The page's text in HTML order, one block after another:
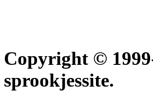
Copyright ©
sprookjessite.